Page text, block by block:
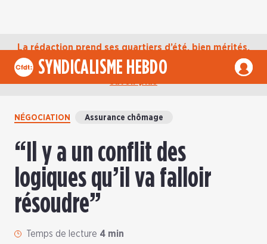
La rédaction prend ses quartiers d’été, bien mérités,
jusqu’au mardi 1er septembre. D’ici là, retrouvez
l’actualité de la CFDT sur notre compte Bluesky. En
SYNDICALISME HEBDO
NÉGOCIATION Assurance chômage
“Il y a un conflit des
logiques qu’il va falloir
résoudre”
Temps de lecture 4 min